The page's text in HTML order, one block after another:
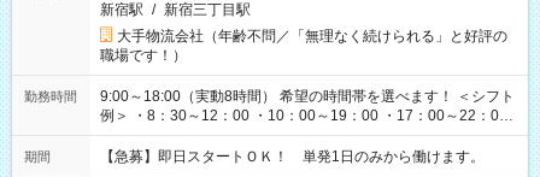
新宿駅 / 新宿三丁目駅
大手物流会社（年齢不問／「無理なく続けられる」と好評の
職場です！）
勤務時間
9:00～18:00（実動8時間） 希望の時間帯を選べます！ ＜シフト
例＞ ・8：30～12：00 ・10：00～19：00 ・17：00～22：00
・13：00～22：00 ・22：00～翌6：00 など
期間 【急募】即日スタートＯＫ！ 単発1日のみから働けます。